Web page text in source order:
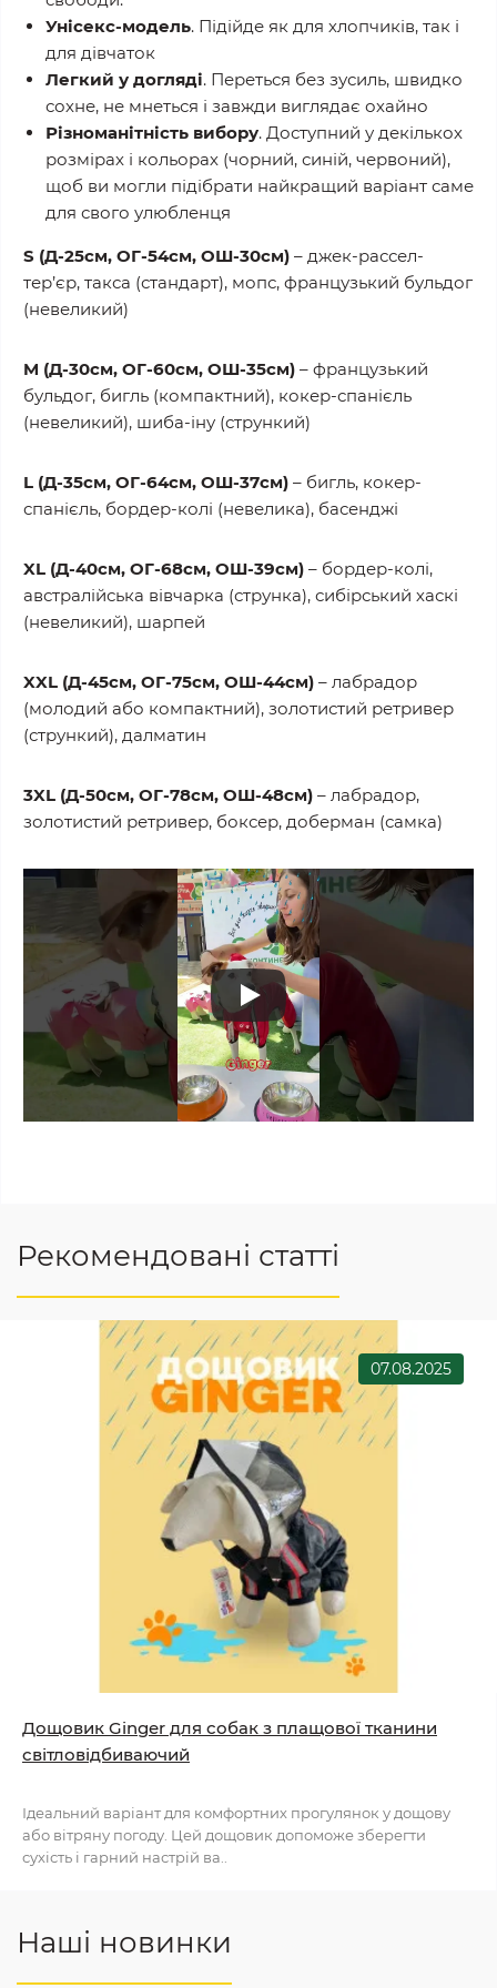
Унісекс-модель. Підійде як для хлопчиків, так і
для дівчаток
Легкий у догляді. Переться без зусиль, швидко
сохне, не мнеться і завжди виглядає охайно
Різноманітність вибору. Доступний у декількох
розмірах і кольорах (чорний, синій, червоний),
щоб ви могли підібрати найкращий варіант саме
для свого улюбленця
S (Д-25см, ОГ-54см, ОШ-30см) – джек-рассел-
тер’єр, такса (стандарт), мопс, французький бульдог
(невеликий)
M (Д-30см, ОГ-60см, ОШ-35см) – французький
бульдог, бигль (компактний), кокер-спанієль
(невеликий), шиба-іну (стрункий)
L (Д-35см, ОГ-64см, ОШ-37см) – бигль, кокер-
спанієль, бордер-колі (невелика), басенджі
XL (Д-40см, ОГ-68см, ОШ-39см) – бордер-колі,
австралійська вівчарка (струнка), сибірський хаскі
(невеликий), шарпей
XXL (Д-45см, ОГ-75см, ОШ-44см) – лабрадор
(молодий або компактний), золотистий ретривер
(стрункий), далматин
3XL (Д-50см, ОГ-78см, ОШ-48см) – лабрадор,
золотистий ретривер, боксер, доберман (самка)
Рекомендовані статті
07.08.2025
Дощовик Ginger для собак з плащової тканини
світловідбиваючий
Ідеальний варіант для комфортних прогулянок у дощову
або вітряну погоду. Цей дощовик допоможе зберегти
сухість і гарний настрій ва..
Наші новинки